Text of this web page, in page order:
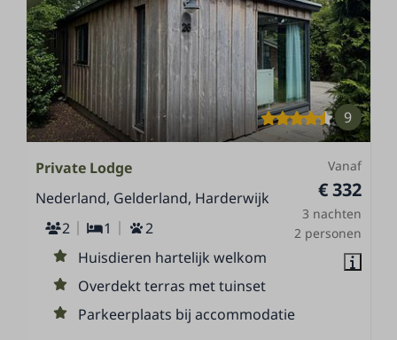
9
Vanaf
€ 332
3 nachten
2 personen
Private Lodge
Nederland, Gelderland, Harderwijk
2
1
2
Huisdieren hartelijk welkom
Overdekt terras met tuinset
Parkeerplaats bij accommodatie